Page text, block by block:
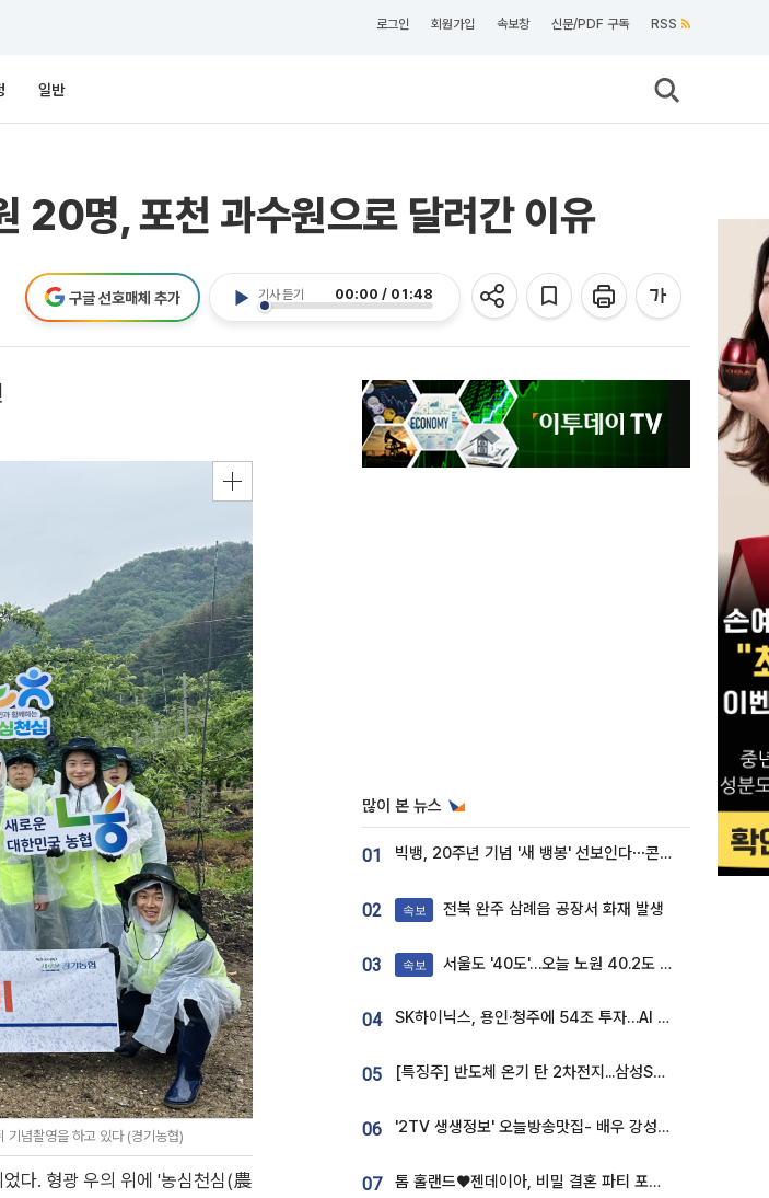
로그인 회원가입 속보창 신문/PDF 구독 RSS
일반
20명, 포천 과수원으로 달려간 이유
기사 듣기 00:00 / 01:48
구글 선호매체 추가
기념촬영을 하고 있다 (경기농협)
다. 형광 우의 위에 '농심천심(農
많이 본 뉴스
01 빅뱅, 20주년 기념 '새 뱅봉' 선보인다⋯콘서트 앞두고 팝업 개최
02 속보 전북 완주 삼례읍 공장서 화재 발생
03 속보 서울도 '40도'…오늘 노원 40.2도 기록
04 SK하이닉스, 용인·청주에 54조 투자…AI 메모리 생산기지 키운다
05 [특징주] 반도체 온기 탄 2차전지...삼성SDI, 장 초반 7% 넘게 껑충
06 '2TV 생생정보' 오늘방송맛집- 배우 강성진 단골! 쌀국수ㆍ푸팟퐁 커리 맛집 '블○○○'
07 톰 홀랜드♥젠데이아, 비밀 결혼 파티 포착⋯호텔 대관비만 9억